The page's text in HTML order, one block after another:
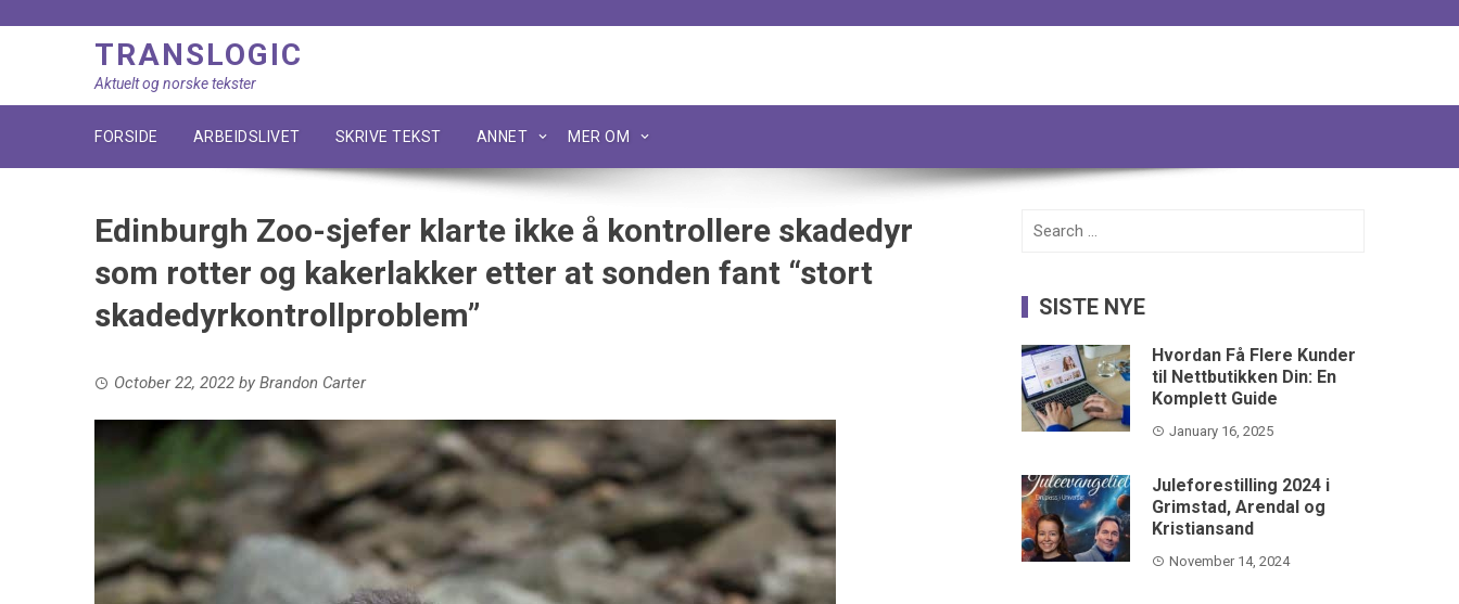
TRANSLOGIC
Aktuelt og norske tekster
FORSIDE ARBEIDSLIVET SKRIVE TEKST ANNET MER OM
Edinburgh Zoo-sjefer klarte ikke å kontrollere skadedyr
som rotter og kakerlakker etter at sonden fant “stort
skadedyrkontrollproblem”
October 22, 2022 by Brandon Carter
Search
SISTE NYE
Hvordan Få Flere Kunder
til Nettbutikken Din: En
Komplett Guide
January 16, 2025
Juleforestilling 2024 i
Grimstad, Arendal og
Kristiansand
November 14, 2024